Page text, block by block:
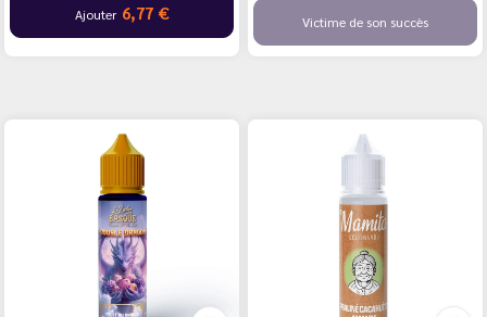
Ajouter 6,77 € Victime de son succès